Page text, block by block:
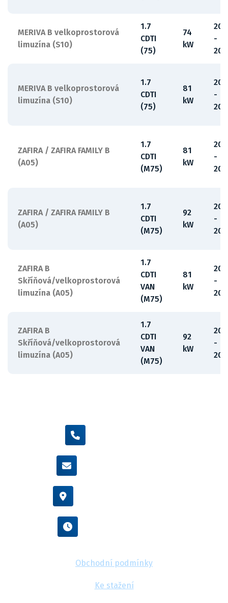
MERIVA B velkoprostorová
limuzína (S10)
1.7
CDTI
(75)
74
kW
-
MERIVA B velkoprostorová
limuzína (S10)
1.7
CDTI
(75)
81
kW
-
ZAFIRA / ZAFIRA FAMILY B
(A05)
1.7
CDTI
(M75)
81
kW
-
ZAFIRA / ZAFIRA FAMILY B
(A05)
1.7
CDTI
(M75)
92
kW
-
ZAFIRA B
Skříňová/velkoprostorová
limuzína (A05)
1.7
CDTI
VAN
(M75)
81
kW
-
ZAFIRA B
Skříňová/velkoprostorová
limuzína (A05)
1.7
CDTI
VAN
(M75)
92
kW
-
Obchodní podmínky
Ke stažení